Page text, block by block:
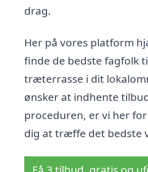
drag.
Her på vores platform
finde de bedste fagfolk
træterrasse i dit
ønsker at indhente
proceduren, er vi her
dig at træffe det bedste